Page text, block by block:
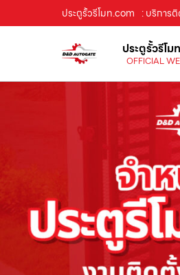
ประตูรั้วรีโมท.com : บริการ
ประตูรั้วรีโ
OFFICIAL